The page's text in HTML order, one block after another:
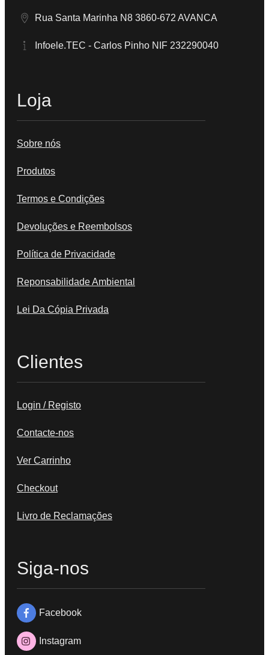
Rua Santa Marinha N8 3860-672 AVANCA
Infoele.TEC - Carlos Pinho NIF 232290040
Loja
Sobre nós
Produtos
Termos e Condições
Devoluções e Reembolsos
Política de Privacidade
Reponsabilidade Ambiental
Lei Da Cópia Privada
Clientes
Login / Registo
Contacte-nos
Ver Carrinho
Checkout
Livro de Reclamações
Siga-nos
Facebook
Instagram